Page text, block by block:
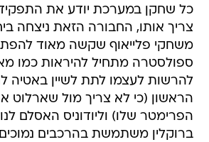
כל שחקן במערכת יודע את התפקיד
צריך אותו, החבורה הזאת ניצחה
משחקי פלייאוף שקשה מאוד
ספולסטרה מתחיל להיראות כמו
להרשות לעצמו לתת לשיין באטיה
הראשון (כי לא צריך מול שארלוט
הפרימטר שלו) וליודוניס האסלם
ברוקלין משתמשת בהרכבים